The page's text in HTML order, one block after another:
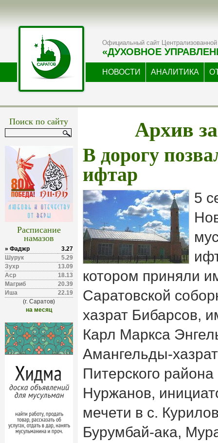
Официальный сайт Централизованной
«ДУХОВНОЕ
НОВОСТИ АНАЛИТИКА
Поиск по сайту
Расписание
намазов
» Фаджр
3.27
Шурук
5.29
Зухр
13.09
Аср
18.13
Магриб
20.39
Иша
22.19
(г. Саратов)
на месяц
Архив
В дорогу
ифтар
5
котором приняли
Саратовской
хазрат Бибарсов,
Карл Маркса
Амангельды-
Питерского
Нуржанов,
мечети в с.
Бурумбай-ака,